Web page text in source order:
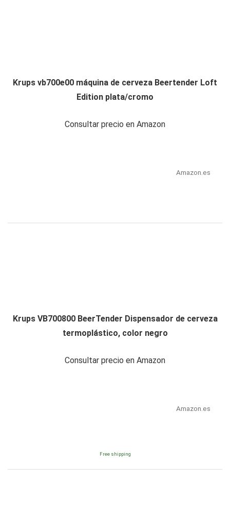
Krups vb700e00 máquina de cerveza Beertender Loft
Edition plata/cromo
Consultar precio en Amazon
Amazon.es
Krups VB700800 BeerTender Dispensador de cerveza
termoplástico, color negro
Consultar precio en Amazon
Amazon.es
Free shipping